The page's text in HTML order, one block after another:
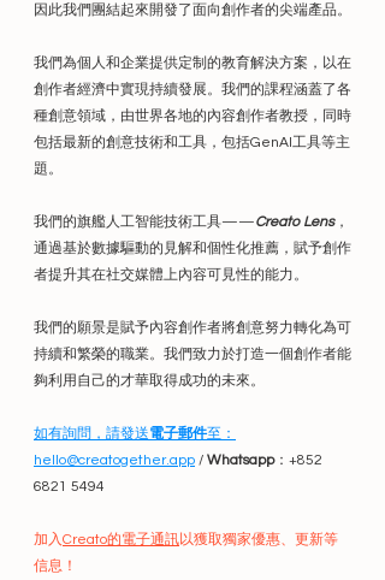
因此我們團結起來開發了面向創作者的尖端產品。
我們為個人和企業提供定制的教育解決方案，以在
創作者經濟中實現持續發展。我們的課程涵蓋了各
種創意領域，由世界各地的內容創作者教授，同時
包括最新的創意技術和工具，包括GenAI工具等主
題。
我們的旗艦人工智能技術工具——Creato Lens，
通過基於數據驅動的見解和個性化推薦，賦予創作
者提升其在社交媒體上內容可見性的能力。
我們的願景是賦予內容創作者將創意努力轉化為可
持續和繁榮的職業。我們致力於打造一個創作者能
夠利用自己的才華取得成功的未來。
如有詢問，請發送電子郵件至：
hello@creatogether.app / Whatsapp：+852
6821 5494
加入Creato的電子通訊以獲取獨家優惠、更新等
信息！